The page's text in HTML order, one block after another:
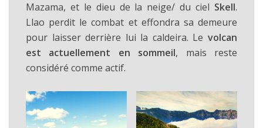
Mazama, et le dieu de la neige/ du ciel Skell.
Llao perdit le combat et effondra sa demeure
pour laisser derrière lui la caldeira. Le volcan
est actuellement en sommeil, mais reste
considéré comme actif.